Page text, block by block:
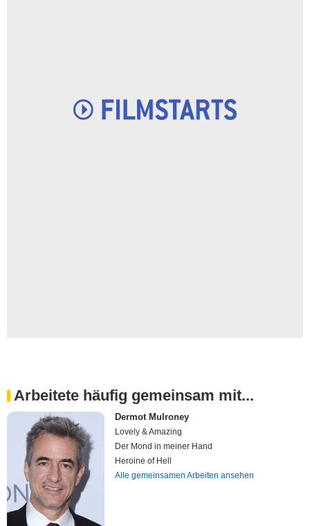
Arbeitete häufig gemeinsam mit...
Dermot Mulroney
Lovely & Amazing
Der Mond in meiner Hand
Heroine of Hell
Alle gemeinsamen Arbeiten ansehen